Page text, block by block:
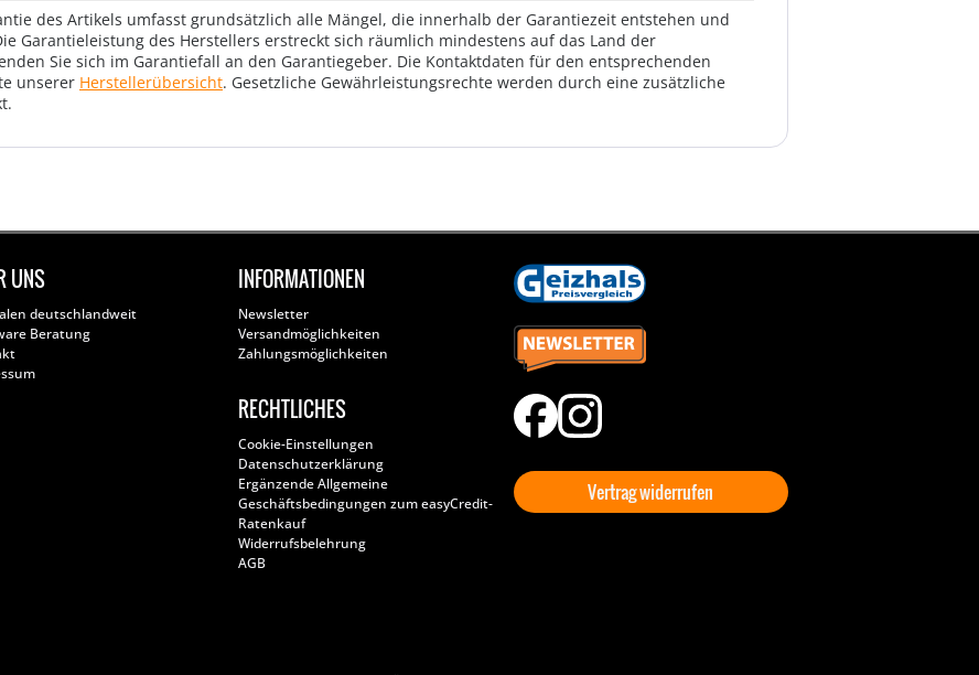
des Artikels umfasst grundsätzlich alle Mängel, die innerhalb der Garantiezeit entstehen und
Garantieleistung des Herstellers erstreckt sich räumlich mindestens auf das Land der
Sie sich im Garantiefall an den Garantiegeber. Die Kontaktdaten für den entsprechenden
unserer Herstellerübersicht. Gesetzliche Gewährleistungsrechte werden durch eine zusätzliche
UNS
deutschlandweit
Beratung
INFORMATIONEN
Newsletter
Versandmöglichkeiten
Zahlungsmöglichkeiten
RECHTLICHES
Cookie-Einstellungen
Datenschutzerklärung
Ergänzende Allgemeine
Geschäftsbedingungen zum easyCredit-
Ratenkauf
Widerrufsbelehrung
AGB
Vertrag widerrufen